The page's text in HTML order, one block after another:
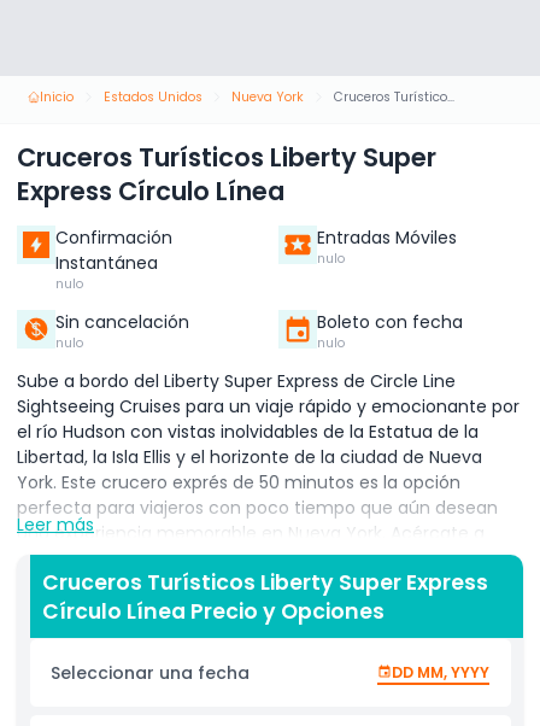
Inicio Estados Unidos Nueva York Cruceros Turísticos Liberty Super Express Círculo Línea
Cruceros Turísticos Liberty Super
Express Círculo Línea
Confirmación
Instantánea
nulo
Entradas Móviles
nulo
Sin cancelación
nulo
Boleto con fecha
nulo
Sube a bordo del Liberty Super Express de Circle Line
Sightseeing Cruises para un viaje rápido y emocionante por
el río Hudson con vistas inolvidables de la Estatua de la
Libertad, la Isla Ellis y el horizonte de la ciudad de Nueva
York. Este crucero exprés de 50 minutos es la opción
perfecta para viajeros con poco tiempo que aún desean
una experiencia memorable en Nueva York. Acércate a
Lady Liberty, toma fotos impresionantes y disfruta del
comentario en vivo de guías expertos que comparten
hechos fascinantes sobre los emblemáticos puntos de
referencia de la ciudad. El Liberty Super Express ofrece un
viaje suave y cómodo, ideal para familias, parejas, viajeros
solos y grupos. Con asientos tanto interiores como
Leer más
Cruceros Turísticos Liberty Super Express
Círculo Línea Precio y Opciones
Seleccionar una fecha DD MM, YYYY